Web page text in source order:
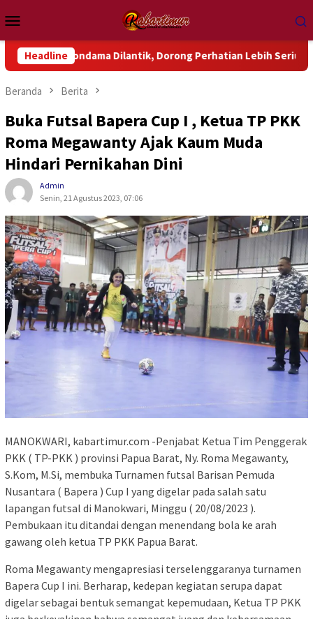
ke
kontenMobile
HeadlineDilantik, Dorong Perhatian Lebih Serius Terhadap Isu
Beranda Berita
Buka Futsal Bapera Cup I , Ketua TP PKK
Roma Megawanty Ajak Kaum Muda
Hindari Pernikahan Dini
Admin
Senin, 21 Agustus 2023, 07:06
MANOKWARI, kabartimur.com -Penjabat Ketua Tim Penggerak
PKK ( TP-PKK ) provinsi Papua Barat, Ny. Roma Megawanty,
S.Kom, M.Si, membuka Turnamen futsal Barisan Pemuda
Nusantara ( Bapera ) Cup I yang digelar pada salah satu
lapangan futsal di Manokwari, Minggu ( 20/08/2023 ).
Pembukaan itu ditandai dengan menendang bola ke arah
gawang oleh ketua TP PKK Papua Barat.
Roma Megawanty mengapresiasi terselenggaranya turnamen
Bapera Cup I ini. Berharap, kedepan kegiatan serupa dapat
digelar sebagai bentuk semangat kepemudaan, Ketua TP PKK